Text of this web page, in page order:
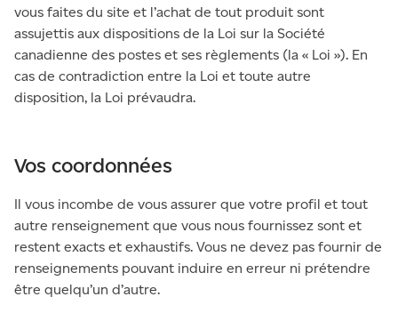
vous faites du site et l’achat de tout produit sont
assujettis aux dispositions de la Loi sur la Société
canadienne des postes et ses règlements (la « Loi »). En
cas de contradiction entre la Loi et toute autre
disposition, la Loi prévaudra.
Vos coordonnées
Il vous incombe de vous assurer que votre profil et tout
autre renseignement que vous nous fournissez sont et
restent exacts et exhaustifs. Vous ne devez pas fournir de
renseignements pouvant induire en erreur ni prétendre
être quelqu’un d’autre.